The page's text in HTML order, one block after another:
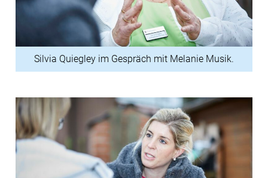
Silvia Quiegley im Gespräch mit Melanie Musik.